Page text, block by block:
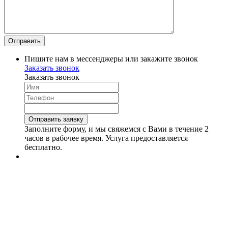
Пишите нам в мессенджеры или закажите звонок
Заказать звонок
Заказать звонок
Заполните форму, и мы свяжемся с Вами в течение 2
часов в рабочее время. Услуга предоставляется
бесплатно.